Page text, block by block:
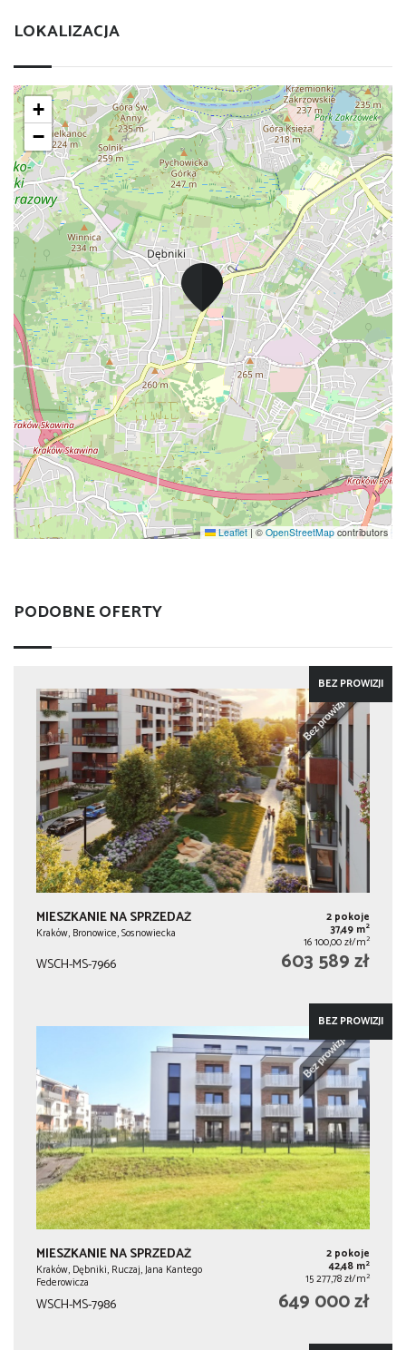
LOKALIZACJA
+
−
Leaflet | © OpenStreetMap contributors
PODOBNE OFERTY
BEZ PROWIZJI
MIESZKANIE NA SPRZEDAŻ
Kraków, Bronowice, Sosnowiecka
2 pokoje
37,49 m2
16 100,00 zł/m2
WSCH-MS-7966 603 589 zł
BEZ PROWIZJI
MIESZKANIE NA SPRZEDAŻ
Kraków, Dębniki, Ruczaj, Jana Kantego
Federowicza
2 pokoje
42,48 m2
15 277,78 zł/m2
WSCH-MS-7986 649 000 zł